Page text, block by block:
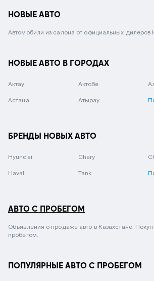
НОВЫЕ АВТО
Автомобили из салона от официальных дилеров
НОВЫЕ АВТО В ГОРОДАХ
Актау Актобе
Астана Атырау
БРЕНДЫ НОВЫХ АВТО
Hyundai Chery
Haval Tank
АВТО С ПРОБЕГОМ
Объявления о продаже авто в Казахстане.
пробегом.
ПОПУЛЯРНЫЕ АВТО С ПРОБЕГОМ